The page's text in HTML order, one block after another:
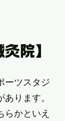
院】
ーツスタジ
ります。
らかといえ